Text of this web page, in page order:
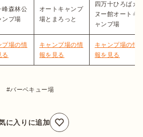
峰森林公
ンプ場
オートキャンプ
場とまろっと
四万十ひろばカ
ヌー館オートキ
ャンプ場
プ場の情
る
キャンプ場の情
報を見る
キャンプ場の情
報を見る
バーベキュー場
に入りに追加